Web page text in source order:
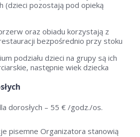
(dzieci pozostają pod opieką
oraz obiadu korzystają z
bezpośrednio przy stoku
podziału dzieci na grupy są ich
następnie wiek dziecka
dorosłych – 55 € /godz./os.
pisemne Organizatora stanowią